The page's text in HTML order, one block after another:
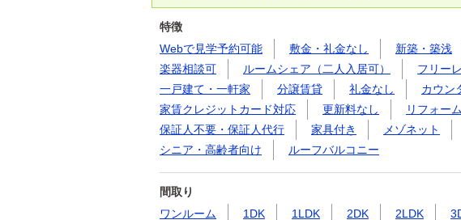
特徴
Webで見学予約可能
敷金・礼金なし 新築・築浅
楽器相談可
ルームシェア（二人入居可） フリー
一戸建て・一軒家
分譲賃貸 礼金なし カウン
家賃クレジットカード対応
更新料なし リフォー
保証人不要・保証人代行
家具付き メゾネット
シニア・高齢者向け
ルーフバルコニー
間取り
ワンルーム
1DK 1LDK 2DK 2LDK